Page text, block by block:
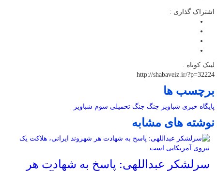
اشتراک گذاری :
لینک کوتاه :
http://shabaveiz.ir/?p=32224
برچسب ها
پایگاه خبری شباویز جنگ جنگ تحمیلی سوم شباویز
نوشته های مشابه
سرلشکر عبداللهی: پاسخ به شهادت هر